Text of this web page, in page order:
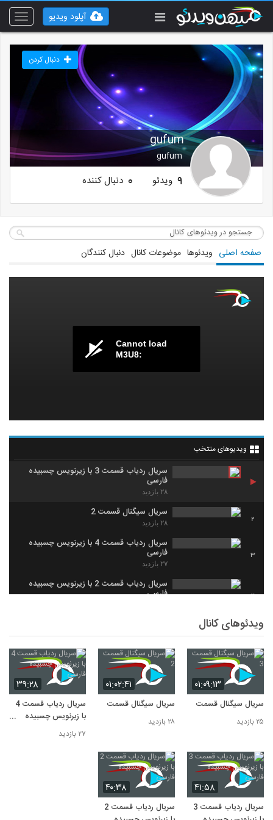
Toggle
آپلود ویدیو
gufum
gufum
دنبال کردن
9 ویدئو 0 دنبال کننده
صفحه اصلی ویدئوها موضوعات کانال دنبال کنندگان
Cannot load
M3U8:
ویدیوهای منتخب
سریال ردیاب قسمت 3 با زیرنویس چسبیده
فارسی
۲۸ بازدید
2
سریال سیگنال قسمت 2
۲۸ بازدید
3
سریال ردیاب قسمت 4 با زیرنویس چسبیده
فارسی
۲۷ بازدید
4
سریال ردیاب قسمت 2 با زیرنویس چسبیده
فارسی
5 ۲۵ بازدید
ویدئوهای کانال
۰۱:۰۹:۱۳
سریال سیگنال قسمت 3
۲۵ بازدید
۰۱:۰۲:۴۱
سریال سیگنال قسمت 2
۲۸ بازدید
۳۹:۲۸
سریال ردیاب قسمت 4
با زیرنویس چسبیده
فارسی
۲۷ بازدید
۴۱:۵۸
سریال ردیاب قسمت 3
۴۰:۳۸
سریال ردیاب قسمت 2